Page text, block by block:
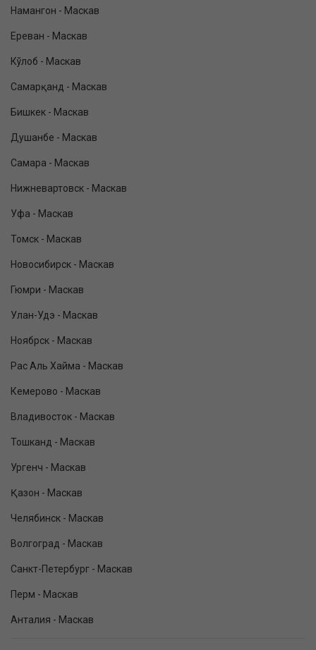
Намангон - Маскав
Ереван - Маскав
Кўлоб - Маскав
Самарқанд - Маскав
Бишкек - Маскав
Душанбе - Маскав
Самара - Маскав
Нижневартовск - Маскав
Уфа - Маскав
Томск - Маскав
Новосибирск - Маскав
Гюмри - Маскав
Улан-Удэ - Маскав
Ноябрск - Маскав
Рас Аль Хайма - Маскав
Кемерово - Маскав
Владивосток - Маскав
Тошканд - Маскав
Ургенч - Маскав
Қазон - Маскав
Челябинск - Маскав
Волгоград - Маскав
Санкт-Петербург - Маскав
Перм - Маскав
Анталия - Маскав